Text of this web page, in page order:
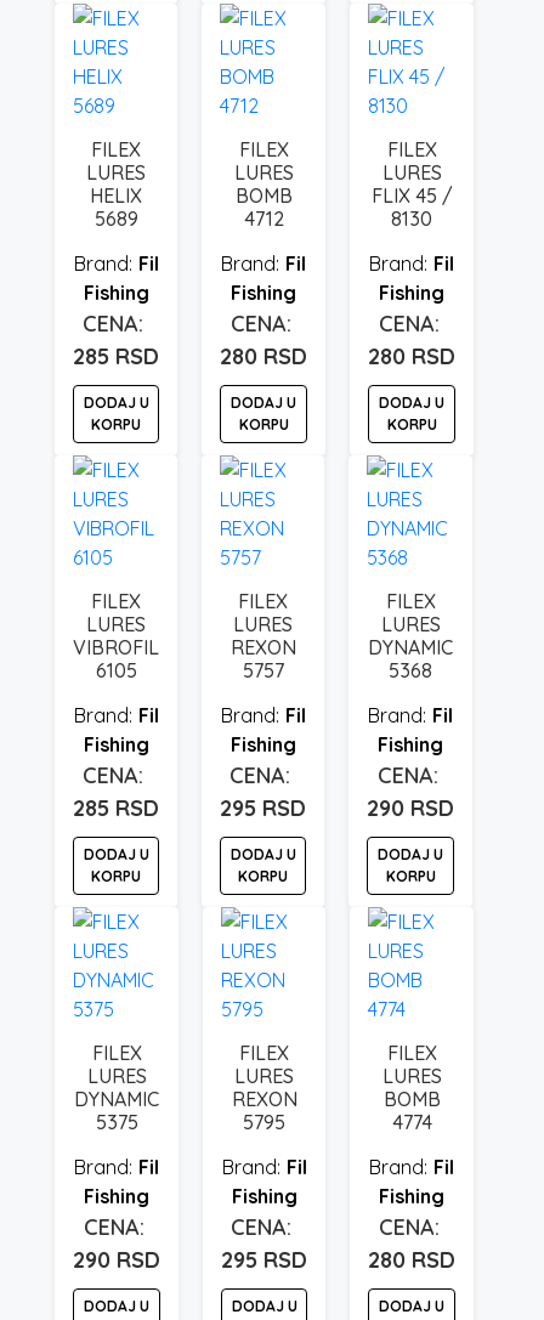
FILEX
LURES
HELIX
5689
Fil
Fishing
285 RSD
DODAJ U
KORPU
FILEX
LURES
BOMB
4712
Fil
Fishing
280 RSD
DODAJ U
KORPU
FILEX
LURES
FLIX 45 /
8130
Fil
Fishing
280 RSD
DODAJ U
KORPU
FILEX
LURES
VIBROFIL
6105
Fil
Fishing
285 RSD
DODAJ U
KORPU
FILEX
LURES
REXON
5757
Fil
Fishing
295 RSD
DODAJ U
KORPU
FILEX
LURES
DYNAMIC
5368
Fil
Fishing
290 RSD
DODAJ U
KORPU
FILEX
LURES
DYNAMIC
5375
Fil
Fishing
290 RSD
DODAJ U
FILEX
LURES
REXON
5795
Fil
Fishing
295 RSD
DODAJ U
FILEX
LURES
BOMB
4774
Fil
Fishing
280 RSD
DODAJ U